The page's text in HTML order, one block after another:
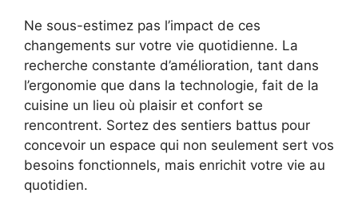
Ne sous-estimez pas l’impact de ces
changements sur votre vie quotidienne. La
recherche constante d’amélioration, tant dans
l’ergonomie que dans la technologie, fait de la
cuisine un lieu où plaisir et confort se
rencontrent. Sortez des sentiers battus pour
concevoir un espace qui non seulement sert vos
besoins fonctionnels, mais enrichit votre vie au
quotidien.